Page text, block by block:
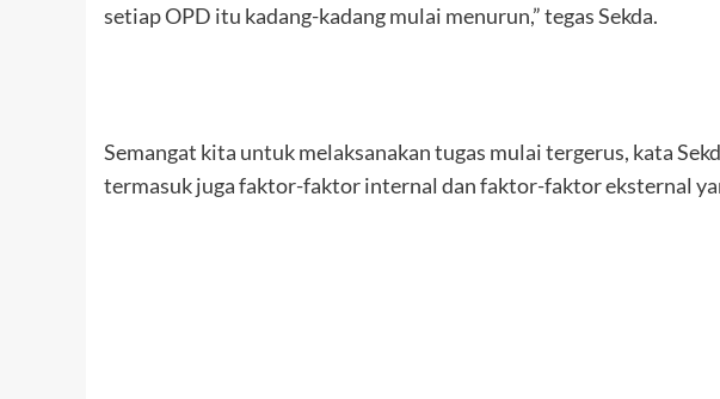
setiap OPD itu kadang-kadang mulai menurun,” tegas Sekda.
Semangat kita untuk melaksanakan tugas mulai tergerus, kata
termasuk juga faktor-faktor internal dan faktor-faktor eksternal